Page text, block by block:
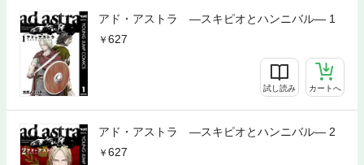
アド・アストラ ―スキピオとハンニバル― 1
627
試し読み カートへ
アド・アストラ ―スキピオとハンニバル― 2
627